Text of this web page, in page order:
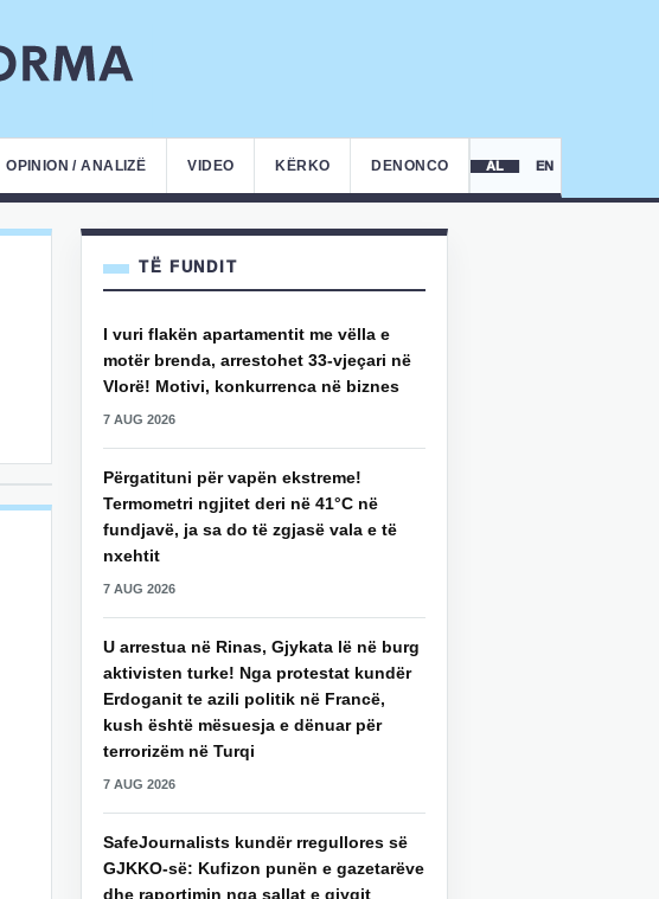
OPINION / ANALIZË VIDEO KËRKO DENONCO AL EN
TË FUNDIT
I vuri flakën apartamentit me vëlla e
motër brenda, arrestohet 33-vjeçari në
Vlorë! Motivi, konkurrenca në biznes
7 AUG 2026
Përgatituni për vapën ekstreme!
Termometri ngjitet deri në 41°C në
fundjavë, ja sa do të zgjasë vala e të
nxehtit
7 AUG 2026
U arrestua në Rinas, Gjykata lë në burg
aktivisten turke! Nga protestat kundër
Erdoganit te azili politik në Francë,
kush është mësuesja e dënuar për
terrorizëm në Turqi
7 AUG 2026
SafeJournalists kundër rregullores së
GJKKO-së: Kufizon punën e gazetarëve
dhe raportimin nga sallat e gjyqit